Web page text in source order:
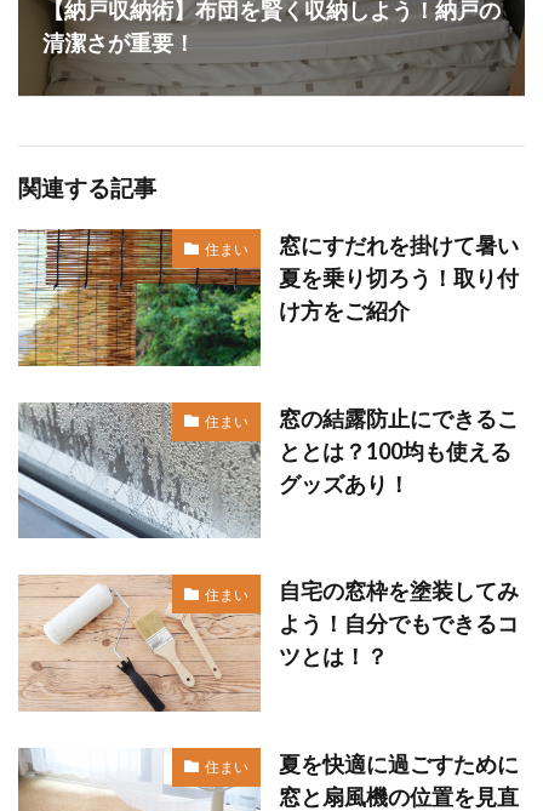
【納戸収納術】布団を賢く収納しよう！納戸の
清潔さが重要！
関連する記事
住まい
窓にすだれを掛けて暑い
夏を乗り切ろう！取り付
け方をご紹介
住まい
窓の結露防止にできるこ
ととは？100均も使える
グッズあり！
住まい
自宅の窓枠を塗装してみ
よう！自分でもできるコ
ツとは！？
住まい
夏を快適に過ごすために
窓と扇風機の位置を見直